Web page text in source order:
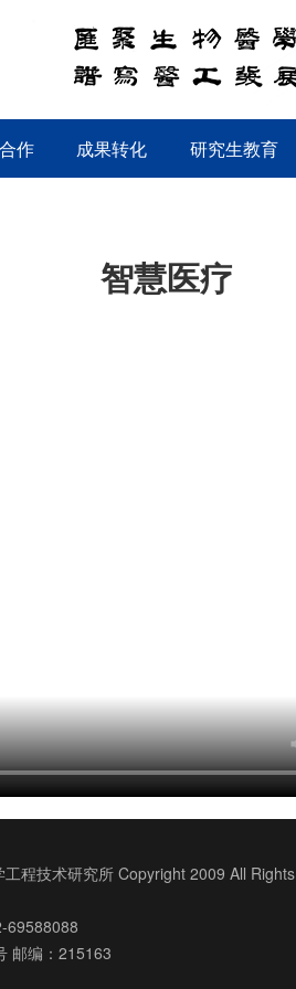
作 成果转化 研究生教育
智慧医疗
程技术研究所 Copyright 2009 All Rights
69588088
邮编：215163